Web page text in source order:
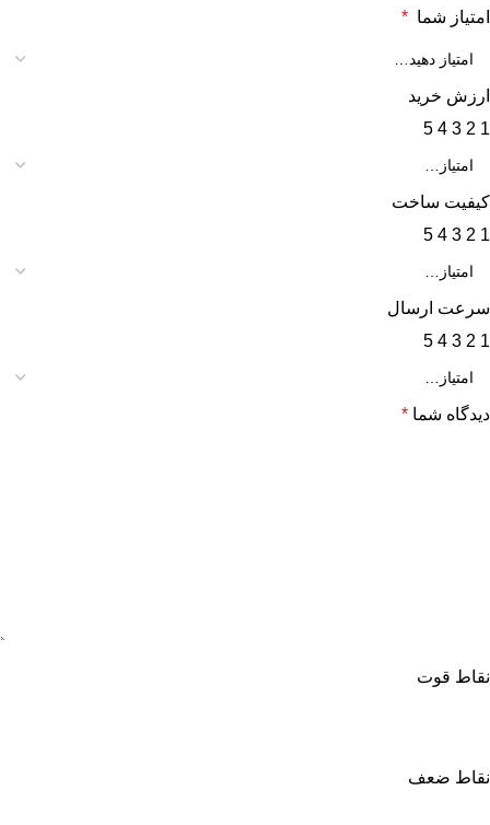
امتیاز شما *
ارزش خرید
1
2
3
4
5
کیفیت ساخت
1
2
3
4
5
سرعت ارسال
1
2
3
4
5
دیدگاه شما *
نقاط قوت
نقاط ضعف